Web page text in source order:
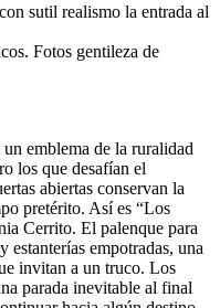
sutil realismo la entrada al
Fotos gentileza de
emblema de la ruralidad
los que desafían el
abiertas conservan la
pretérito. Así es “Los
Cerrito. El palenque para
estanterías empotradas, una
invitan a un truco. Los
parada inevitable al final